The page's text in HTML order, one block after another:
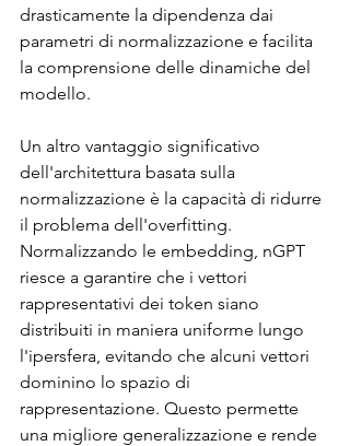
drasticamente la dipendenza dai
parametri di normalizzazione e facilita
la comprensione delle dinamiche del
modello.
Un altro vantaggio significativo
dell'architettura basata sulla
normalizzazione è la capacità di ridurre
il problema dell'overfitting.
Normalizzando le embedding, nGPT
riesce a garantire che i vettori
rappresentativi dei token siano
distribuiti in maniera uniforme lungo
l'ipersfera, evitando che alcuni vettori
dominino lo spazio di
rappresentazione. Questo permette
una migliore generalizzazione e rende